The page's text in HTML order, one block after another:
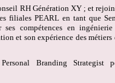
RH Génération XY ; et
filiales PEARL en tant que
compétences en
et son expérience des métiers
Branding Strategist